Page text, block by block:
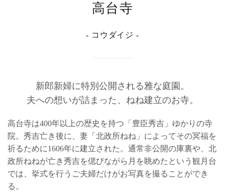
高台寺
- コウダイジ -
新郎新婦に特別公開される雅な庭園。
夫への想いが詰まった、ねね建立のお寺。
高台寺は400年以上の歴史を持つ「豊臣秀吉」ゆかりの寺
院。秀吉亡き後に、妻「北政所ねね」によってその冥福を
祈るために1606年に建立された。通常非公開の庫裏や、北
政所ねねが亡き秀吉を偲びながら月を眺めたという観月台
では、挙式を行うご夫婦だけがお写真を撮ることができ
る。